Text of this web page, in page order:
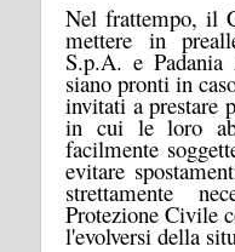
Nel frattempo, il
mettere in
S.p.A. e
siano pronti in
invitati a prestare
in cui le loro
facilmente
evitare
strettamente
Protezione Civile
l'evolversi della